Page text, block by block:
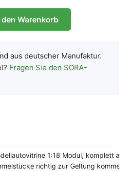
den Warenkorb
aus deutscher Manufaktur.
Fragen Sie den SORA-
1:18 Modul, komplett aus
richtig zur Geltung kommen.